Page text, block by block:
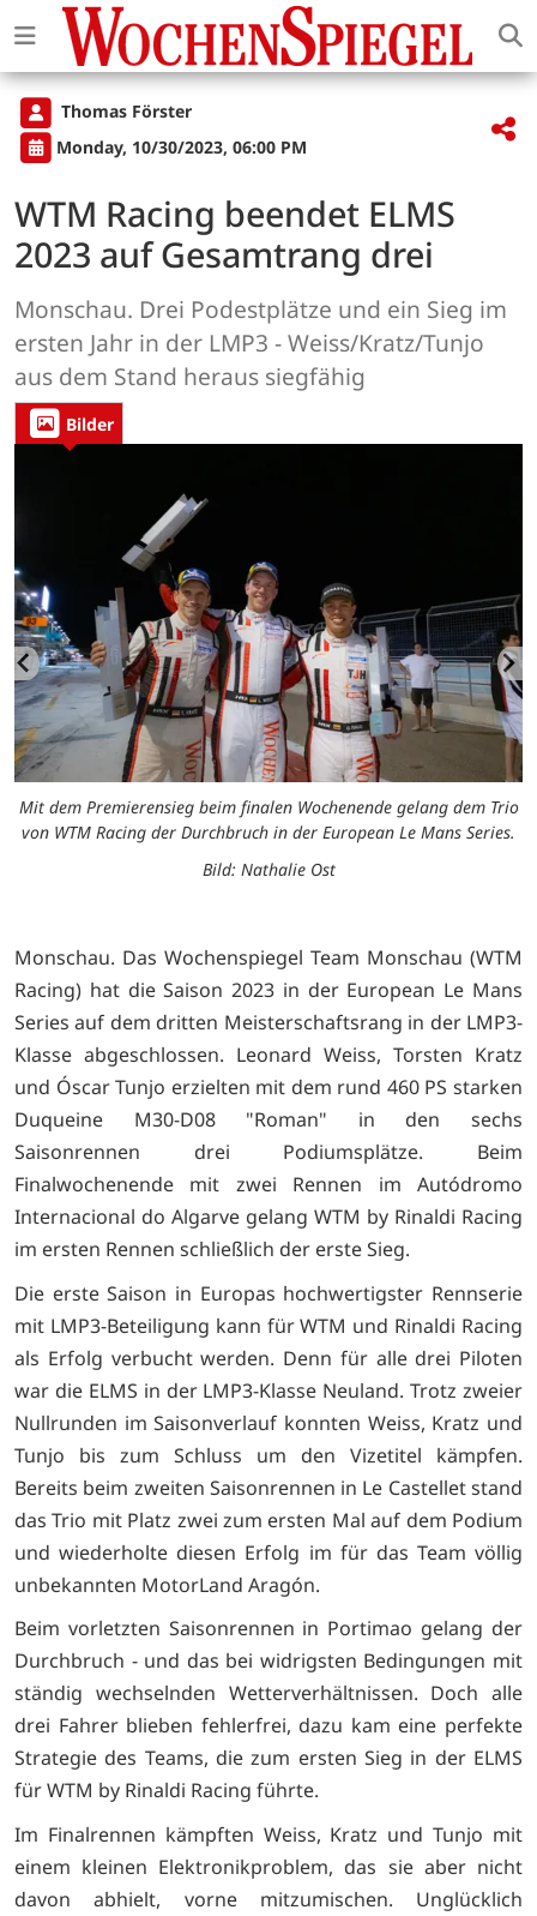
Thomas Förster
Monday, 10/30/2023, 06:00 PM
WTM Racing beendet ELMS
2023 auf Gesamtrang drei
Monschau. Drei Podestplätze und ein Sieg im
ersten Jahr in der LMP3 - Weiss/Kratz/Tunjo
aus dem Stand heraus siegfähig
Bilder
Mit dem Premierensieg beim finalen Wochenende gelang dem Trio
von WTM Racing der Durchbruch in der European Le Mans Series.
Bild: Nathalie Ost
Monschau. Das Wochenspiegel Team Monschau (WTM
Racing) hat die Saison 2023 in der European Le Mans
Series auf dem dritten Meisterschaftsrang in der LMP3-
Klasse abgeschlossen. Leonard Weiss, Torsten Kratz
und Óscar Tunjo erzielten mit dem rund 460 PS starken
Duqueine M30-D08 "Roman" in den sechs
Saisonrennen drei Podiumsplätze. Beim
Finalwochenende mit zwei Rennen im Autódromo
Internacional do Algarve gelang WTM by Rinaldi Racing
im ersten Rennen schließlich der erste Sieg.
Die erste Saison in Europas hochwertigster Rennserie
mit LMP3-Beteiligung kann für WTM und Rinaldi Racing
als Erfolg verbucht werden. Denn für alle drei Piloten
war die ELMS in der LMP3-Klasse Neuland. Trotz zweier
Nullrunden im Saisonverlauf konnten Weiss, Kratz und
Tunjo bis zum Schluss um den Vizetitel kämpfen.
Bereits beim zweiten Saisonrennen in Le Castellet stand
das Trio mit Platz zwei zum ersten Mal auf dem Podium
und wiederholte diesen Erfolg im für das Team völlig
unbekannten MotorLand Aragón.
Beim vorletzten Saisonrennen in Portimao gelang der
Durchbruch - und das bei widrigsten Bedingungen mit
ständig wechselnden Wetterverhältnissen. Doch alle
drei Fahrer blieben fehlerfrei, dazu kam eine perfekte
Strategie des Teams, die zum ersten Sieg in der ELMS
für WTM by Rinaldi Racing führte.
Im Finalrennen kämpften Weiss, Kratz und Tunjo mit
einem kleinen Elektronikproblem, das sie aber nicht
davon abhielt, vorne mitzumischen. Unglücklich